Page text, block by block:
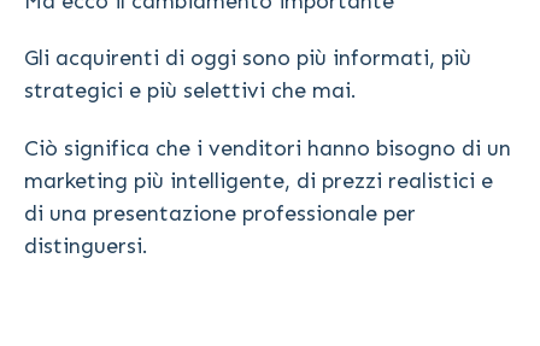
Gli acquirenti di oggi sono più informati, più
strategici e più selettivi che mai.
Ciò significa che i venditori hanno bisogno di un
marketing più intelligente, di prezzi realistici e
di una presentazione professionale per
distinguersi.